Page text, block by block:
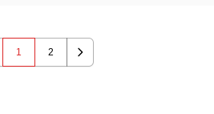
1 2
Next